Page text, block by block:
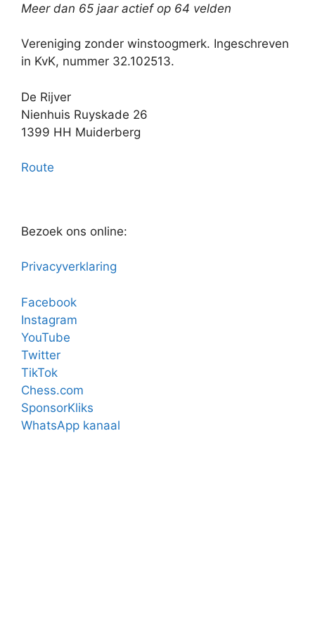
Meer dan 65 jaar actief op 64 velden
Vereniging zonder winstoogmerk. Ingeschreven
in KvK, nummer 32.102513.
De Rijver
Nienhuis Ruyskade 26
1399 HH Muiderberg
Route
Bezoek ons online:
Privacyverklaring
Facebook
Instagram
YouTube
Twitter
TikTok
Chess.com
SponsorKliks
WhatsApp kanaal